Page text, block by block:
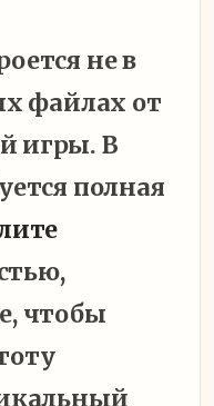
не в
файлах от
игры. В
полная
чтобы